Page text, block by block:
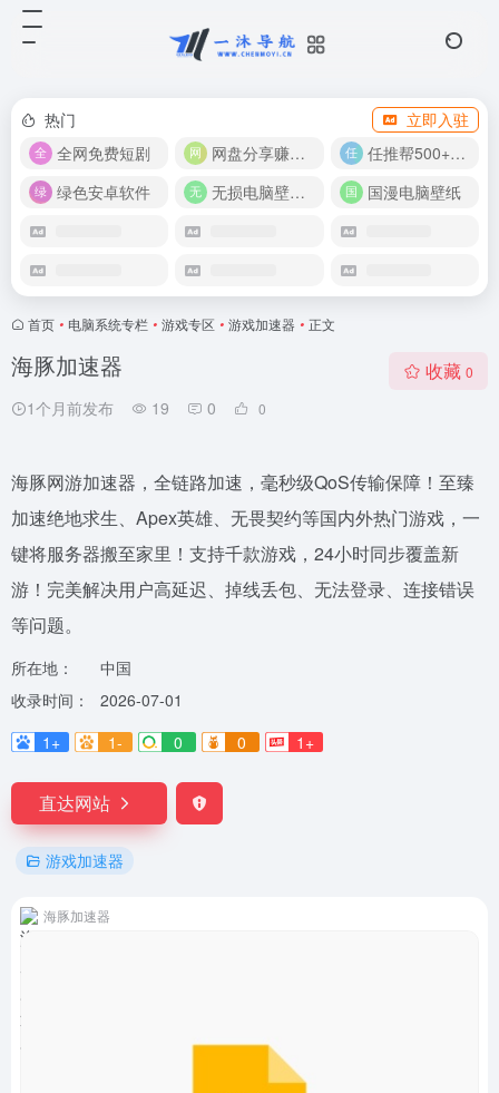
热门
立即入驻
全网免费短剧
网盘分享赚奖金！
任推帮500+推广项目！
绿色安卓软件
无损电脑壁纸合集 国漫电脑壁纸
首页 • 电脑系统专栏 • 游戏专区 • 游戏加速器 • 正文
海豚加速器
1个月前发布 19 0 0
收藏 0
海豚网游加速器，全链路加速，毫秒级QoS传输保障！至臻
加速绝地求生、Apex英雄、无畏契约等国内外热门游戏，一
键将服务器搬至家里！支持千款游戏，24小时同步覆盖新
游！完美解决用户高延迟、掉线丢包、无法登录、连接错误
等问题。
所在地：
中国
收录时间：
2026-07-01
1+
1- 0 0 1+
直达网站
游戏加速器
海豚加速器